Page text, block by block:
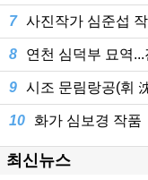
7 사진작가 심준섭
8 연천 심덕부 묘역
9 시조 문림랑공(휘
10 화가 심보경 작품
최신뉴스